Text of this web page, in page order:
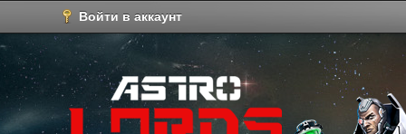
Войти в аккаунт